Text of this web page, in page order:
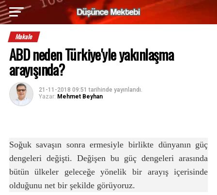
Makale
ABD neden Türkiye'yle yakınlaşma
arayışında?
21-11-2018 09:51 tarihinde yayınlandı.
Yazar: Mehmet Beyhan
Soğuk savaşın sonra ermesiyle birlikte dünyanın güç
dengeleri değişti. Değişen bu güç dengeleri arasında
bütün ülkeler geleceğe yönelik bir arayış içerisinde
olduğunu net bir şekilde görüyoruz.